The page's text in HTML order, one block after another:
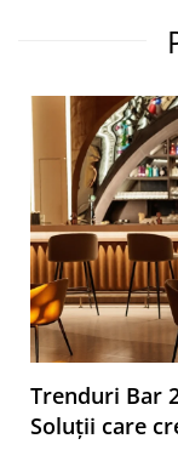
Trenduri Bar
Soluții care